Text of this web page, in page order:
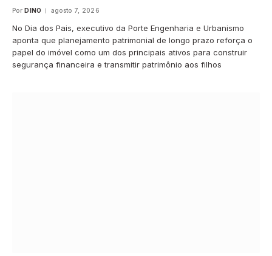
Por DINO agosto 7, 2026
No Dia dos Pais, executivo da Porte Engenharia e Urbanismo
aponta que planejamento patrimonial de longo prazo reforça o
papel do imóvel como um dos principais ativos para construir
segurança financeira e transmitir patrimônio aos filhos